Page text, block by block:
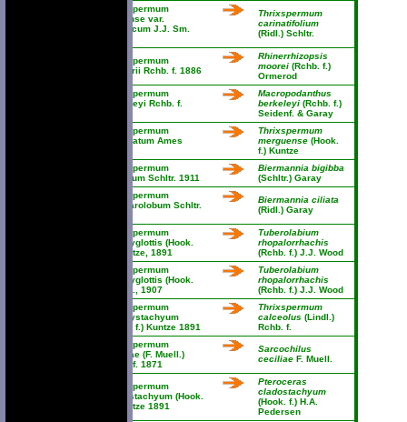
Thrixspermum
batuense var.
javanicum J.J. Sm.
Thrixspermum
carinatifolium
(Ridl.) Schltr.
Thrixspermum
beccarii Rchb. f. 1886
Rhinerrhizopsis
moorei (Rchb. f.)
Ormerod
Thrixspermum
berkeleyi Rchb. f.
Macropodanthus
berkeleyi (Rchb. f.)
Seidenf. & Garay
Thrixspermum
bicristatum Ames
Thrixspermum
merguense (Hook.
f.) Kuntze
Thrixspermum
bigibbum Schltr. 1911
Biermannia bigibba
(Schltr.) Garay
Thrixspermum
blepharolobum Schltr.
Biermannia ciliata
(Ridl.) Garay
Thrixspermum
brachyglottis (Hook.
f.) Kuntze, 1891
Tuberolabium
rhopalorrhachis
(Rchb. f.) J.J. Wood
Thrixspermum
brachyglottis (Hook.
f.) Ridl., 1907
Tuberolabium
rhopalorrhachis
(Rchb. f.) J.J. Wood
Thrixspermum
brachystachyum
(Hook. f.) Kuntze 1891
Thrixspermum
calceolus (Lindl.)
Rchb. f.
Thrixspermum
ceciliae (F. Muell.)
Rchb. f. 1871
Sarcochilus
ceciliae F. Muell.
Thrixspermum
cladostachyum (Hook.
f.) Kuntze 1891
Pteroceras
cladostachyum
(Hook. f.) H.A.
Pedersen